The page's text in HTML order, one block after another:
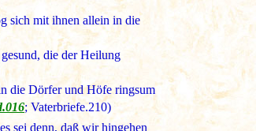
sich mit ihnen allein in die
die der Heilung
die Dörfer und Höfe ringsum
; Vaterbriefe.210)
sei denn, daß wir hingehen